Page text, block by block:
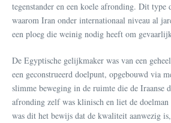
tegenstander en een koele afronding. Dit
waarom Iran onder internationaal niveau al
een ploeg die weinig nodig heeft om
De Egyptische gelijkmaker was van een
een geconstrueerd doelpunt, opgebouwd via
slimme beweging in de ruimte die de Iraanse
afronding zelf was klinisch en liet de
was dit het bewijs dat de kwaliteit aanwezig